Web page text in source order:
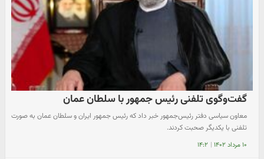
گفت‌وگوی تلفنی رئیس جمهور با سلطان عمان
معاون سیاسی دفتر رئیس‌جمهور خبر داد که رئیس جمهور ایران و سلطان عمان به صورت
تلفنی با یکدیگر صحبت کردند.
۱۰ مرداد ۱۴۰۲ | ۱۴:۲